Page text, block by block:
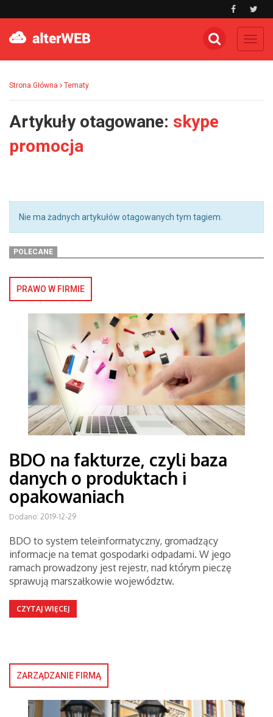
Strona Główna Tematy
Artykuły otagowane: skype
promocja
Nie ma żadnych artykułów otagowanych tym tagiem.
POLECANE
PRAWO W FIRMIE
BDO na fakturze, czyli baza
danych o produktach i
opakowaniach
Dodano: 2019-12-29
BDO to system teleinformatyczny, gromadzący
informacje na temat gospodarki odpadami. W jego
ramach prowadzony jest rejestr, nad którym pieczę
sprawują marszałkowie województw.
CZYTAJ WIĘCEJ
ZARZĄDZANIE FIRMĄ